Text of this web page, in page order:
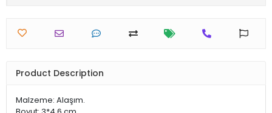
Product Description
Malzeme: Alaşım.